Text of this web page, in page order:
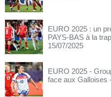
EURO 2025 : un
PAYS-BAS à la
15/07/2025
EURO 2025 -
face aux Galloises